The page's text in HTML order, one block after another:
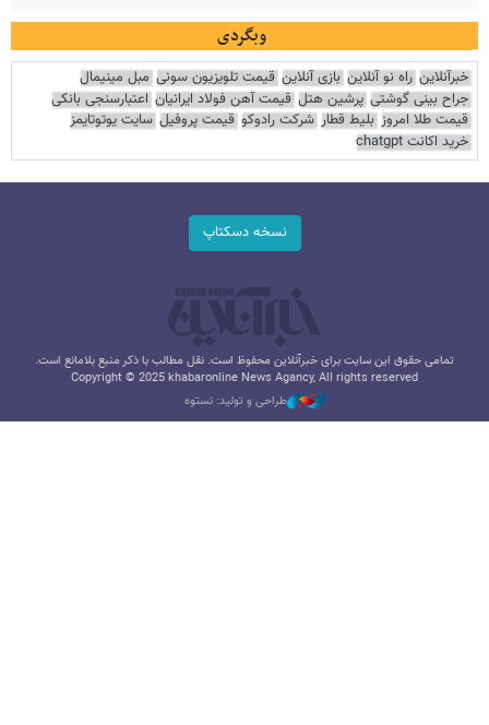
وبگردی
خبرآنلاین راه نو آنلاین بازی آنلاین قیمت تلویزیون سونی مبل مینیمال
جراح بینی گوشتی پرشین هتل قیمت آهن فولاد ایرانیان اعتبارسنجی بانکی
قیمت طلا امروز بلیط قطار شرکت رادوکو قیمت پروفیل سایت یوتوتایمز
خرید اکانت chatgpt
نسخه دسکتاپ
تمامی حقوق این سایت برای خبرآنلاین محفوظ است. نقل مطالب با ذکر منبع بلامانع است.
Copyright © 2025 khabaronline News Agancy, All rights reserved
طراحی و تولید: نستوه